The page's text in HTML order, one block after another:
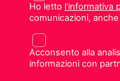
Ho letto l'informativa
comunicazioni,
Acconsento alla
informazioni con